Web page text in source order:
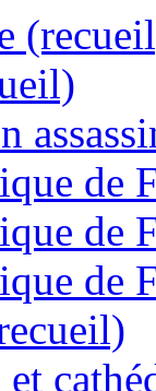
de
de
de